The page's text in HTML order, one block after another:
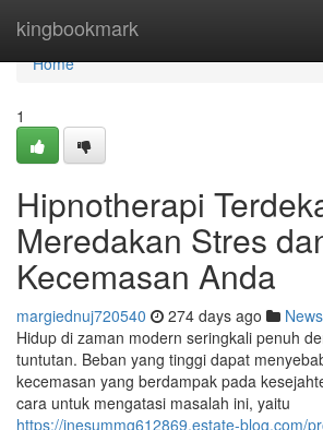
kingbookmark
Home
Home
1
Hipnotherapi
Meredakan Stres
Kecemasan Anda
margiednuj720540 274 days ago News
Hidup di zaman modern seringkali penuh
tuntutan. Beban yang tinggi dapat
kecemasan yang berdampak pada
cara untuk mengatasi masalah ini, yaitu
https://inesummg612869.estate-blog.com/